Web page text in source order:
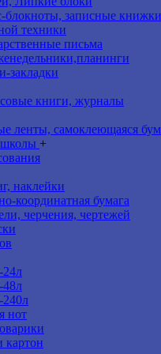
блокноты, записные книжки
техники
письма
закладки
книги, журналы
ленты, самоклеющаяся
+
наклейки
координатная бумага
черчения, чертежей
24л
48л
240л
нот
картон